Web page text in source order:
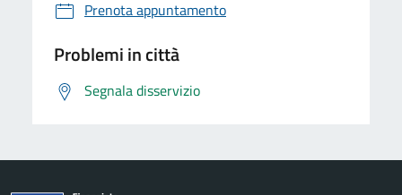
Prenota appuntamento
Problemi in città
Segnala disservizio